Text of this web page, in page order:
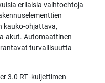
erilaisia vaihtoehtoja
kauko-ohjattava,
akut. Automaattinen
turvallisuutta
3.0 RT -kuljettimen